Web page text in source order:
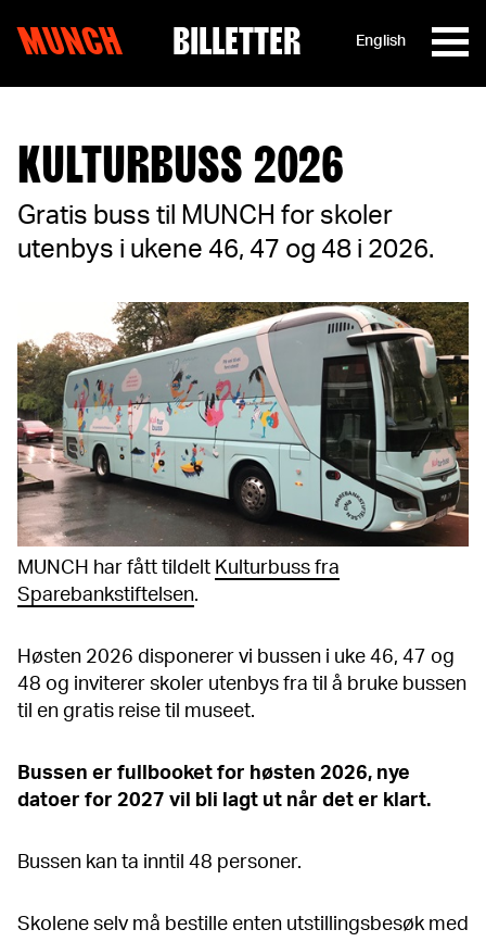
MUNCH BILLETTER English
KULTURBUSS 2026
Gratis buss til MUNCH for skoler
utenbys i ukene 46, 47 og 48 i 2026.
MUNCH har fått tildelt Kulturbuss fra
Sparebankstiftelsen.
Høsten 2026 disponerer vi bussen i uke 46, 47 og
48 og inviterer skoler utenbys fra til å bruke bussen
til en gratis reise til museet.
Bussen er fullbooket for høsten 2026, nye
datoer for 2027 vil bli lagt ut når det er klart.
Bussen kan ta inntil 48 personer.
Skolene selv må bestille enten utstillingsbesøk med